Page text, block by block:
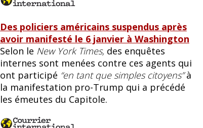
Des policiers américains suspendus après
avoir manifesté le 6 janvier à Washington
Selon le New York Times, des enquêtes
internes sont menées contre ces agents qui
ont participé “en tant que simples citoyens”à
la manifestation pro-Trump qui a précédé
les émeutes du Capitole.